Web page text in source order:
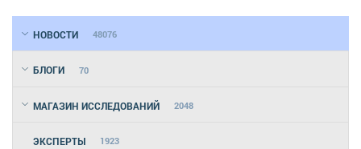
НОВОСТИ 48076
БЛОГИ 70
МАГАЗИН ИССЛЕДОВАНИЙ 2048
ЭКСПЕРТЫ 1923